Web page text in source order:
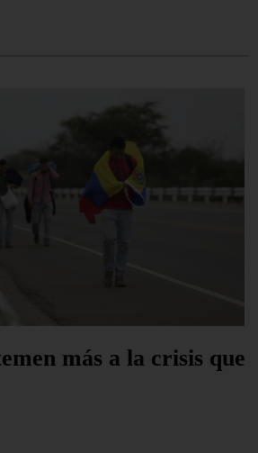
más a la crisis que